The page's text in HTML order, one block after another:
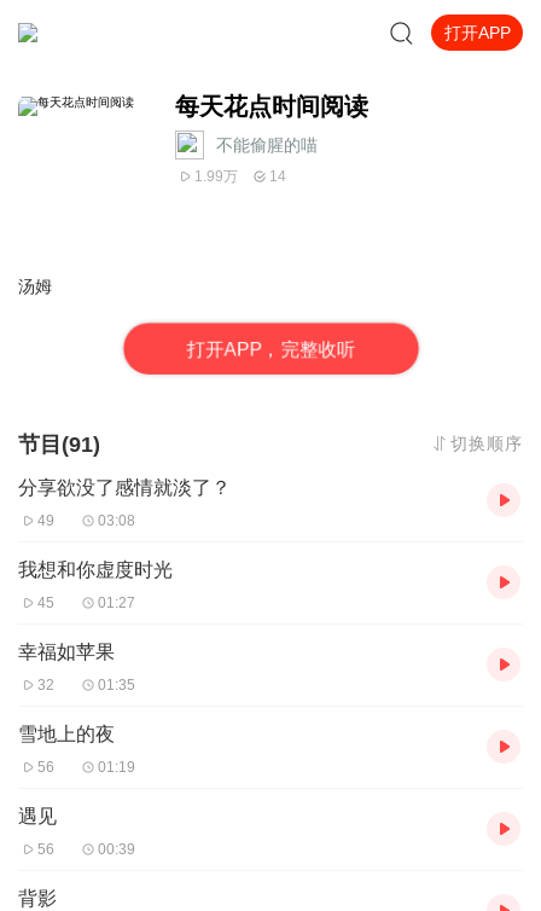
打开APP
每天花点时间阅读
不能偷腥的喵
1.99万 14
汤姆
打开APP，完整收听
节目(91) 切换顺序
分享欲没了感情就淡了？
49 03:08
我想和你虚度时光
45 01:27
幸福如苹果
32 01:35
雪地上的夜
56 01:19
遇见
56 00:39
背影